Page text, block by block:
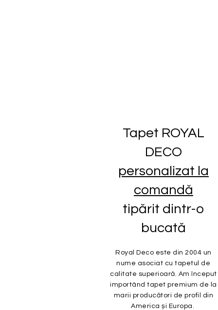
Tapet ROYAL
DECO
personalizat la
comandă
tipărit dintr-o
bucată
Royal Deco este din 2004 un
nume asociat cu tapetul de
calitate superioară. Am început
importând tapet premium de la
marii producători de profil din
America și Europa.